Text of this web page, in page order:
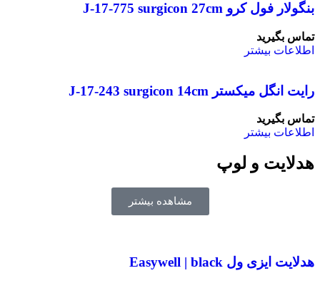
بنگولار فول کرو J-17-775 surgicon 27cm
تماس بگیرید
اطلاعات بیشتر
رایت انگل میکستر J-17-243 surgicon 14cm
تماس بگیرید
اطلاعات بیشتر
هدلایت و لوپ
مشاهده بیشتر
هدلایت ایزی ول Easywell | black